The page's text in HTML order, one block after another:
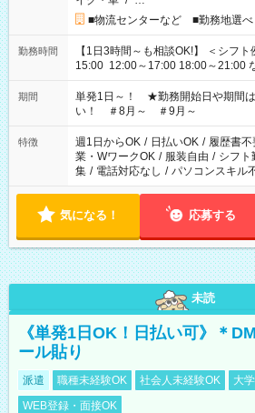
■物流センターなど ■勤務地選べ
勤務時間
【1日3時間～も相談OK!】 ＜シフト例＞ 9:00～12:00 10:00～
15:00 12:00～17:00 18:00～21:00 など こちら以外の時
お気軽にご相談ください！
期間
単発1日～！ ★勤務開始日や期間は
い！ ＃8月～ ＃9月～
特徴 週1日からOK / 日払いOK / 履歴書不
業・WワークOK / 服装自由 / シフト
集 / 電話対応なし / パソコンスキル
気になる！ 応募する
未読
《単発1日OK！日払い可》＊
ール貼り
派遣 職種未経験OK 社会人未経験OK 大
WEB登録・面接OK